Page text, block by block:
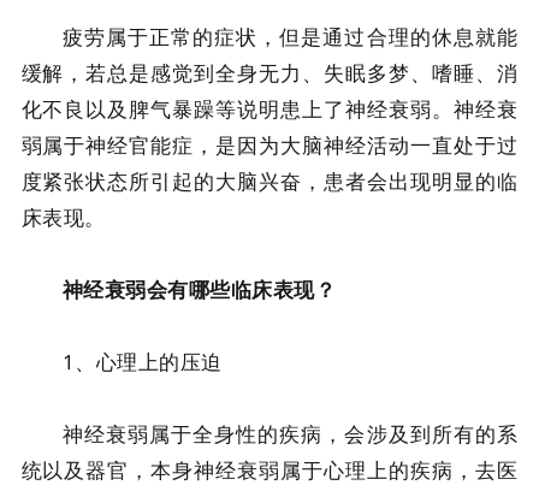
疲劳属于正常的症状，但是通过合理的休息就能
缓解，若总是感觉到全身无力、失眠多梦、嗜睡、消
化不良以及脾气暴躁等说明患上了神经衰弱。神经衰
弱属于神经官能症，是因为大脑神经活动一直处于过
度紧张状态所引起的大脑兴奋，患者会出现明显的临
床表现。
神经衰弱会有哪些临床表现？
1、心理上的压迫
神经衰弱属于全身性的疾病，会涉及到所有的系
统以及器官，本身神经衰弱属于心理上的疾病，去医